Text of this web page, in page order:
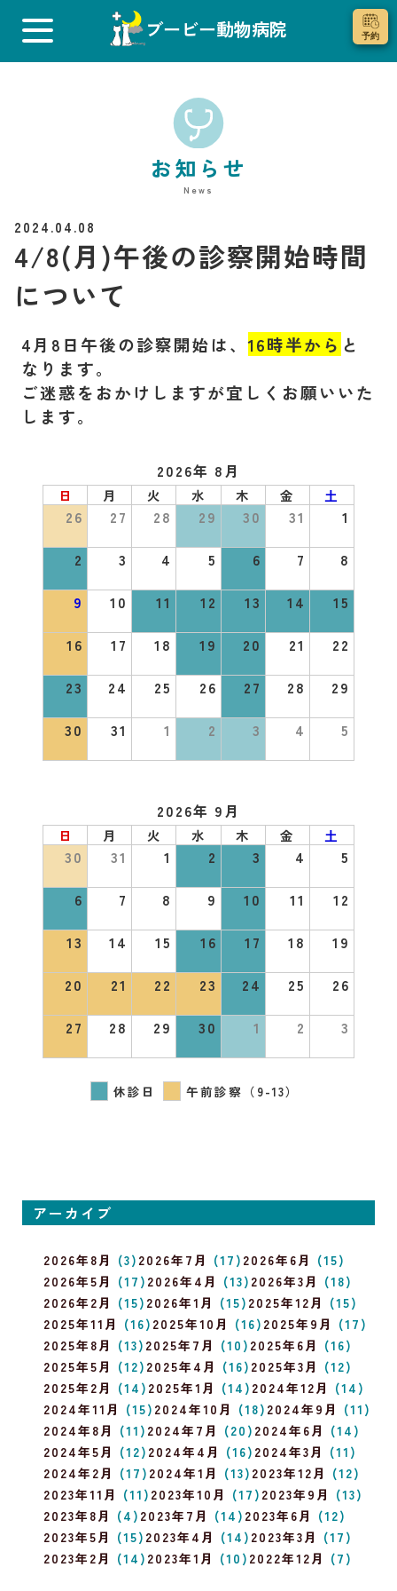
ブービー動物病院
お知らせ
News
2024.04.08
4/8(月)午後の診察開始時間
について
4月8日午後の診察開始は、16時半から と
なります。
ご迷惑をおかけしますが宜しくお願いいた
します。
2026年 8月
日 月 火 水 木 金 土
26 27 28 29 30 31
1
2
3 4 5 6 7
8
9
10 11 12 13 14
15
16
17 18 19 20 21
22
23
24 25 26 27 28
29
30
31 1 2 3 4 5
2026年 9月
日 月 火 水 木 金 土
30 31 1 2 3 4
5
6
7 8 9 10 11
12
13
14 15 16 17 18
19
20
21 22 23 24 25
26
27
28 29 30 1 2 3
休診日 午前診察（9-13）
アーカイブ
2026年8月 (3) 2026年7月 (17) 2026年6月 (15)
2026年5月 (17) 2026年4月 (13) 2026年3月 (18)
2026年2月 (15) 2026年1月 (15) 2025年12月 (15)
2025年11月 (16) 2025年10月 (16) 2025年9月 (17)
2025年8月 (13) 2025年7月 (10) 2025年6月 (16)
2025年5月 (12) 2025年4月 (16) 2025年3月 (12)
2025年2月 (14) 2025年1月 (14) 2024年12月 (14)
2024年11月 (15) 2024年10月 (18) 2024年9月 (11)
2024年8月 (11) 2024年7月 (20) 2024年6月 (14)
2024年5月 (12) 2024年4月 (16) 2024年3月 (11)
2024年2月 (17) 2024年1月 (13) 2023年12月 (12)
2023年11月 (11) 2023年10月 (17) 2023年9月 (13)
2023年8月 (4) 2023年7月 (14) 2023年6月 (12)
2023年5月 (15) 2023年4月 (14) 2023年3月 (17)
2023年2月 (14) 2023年1月 (10) 2022年12月 (7)